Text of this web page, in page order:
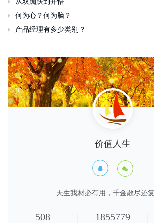
 何为心？何为脑？
 产品经理有多少类别？
价值人生
 
天生我材必有用，千金散尽还复
508 1855779